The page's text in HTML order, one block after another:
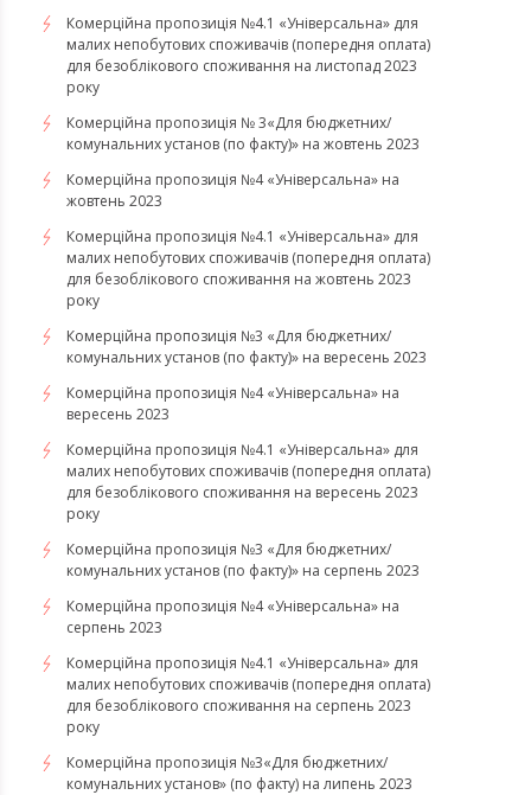
Комерційна пропозиція №4.1 «Універсальна» для
малих непобутових споживачів (попередня оплата)
для безоблікового споживання на листопад 2023
року
Комерційна пропозиція № 3«Для бюджетних/
комунальних установ (по факту)» на жовтень 2023
Комерційна пропозиція №4 «Універсальна» на
жовтень 2023
Комерційна пропозиція №4.1 «Універсальна» для
малих непобутових споживачів (попередня оплата)
для безоблікового споживання на жовтень 2023
року
Комерційна пропозиція №3 «Для бюджетних/
комунальних установ (по факту)» на вересень 2023
Комерційна пропозиція №4 «Універсальна» на
вересень 2023
Комерційна пропозиція №4.1 «Універсальна» для
малих непобутових споживачів (попередня оплата)
для безоблікового споживання на вересень 2023
року
Комерційна пропозиція №3 «Для бюджетних/
комунальних установ (по факту)» на серпень 2023
Комерційна пропозиція №4 «Універсальна» на
серпень 2023
Комерційна пропозиція №4.1 «Універсальна» для
малих непобутових споживачів (попередня оплата)
для безоблікового споживання на серпень 2023
року
​​​​​​​Комерційна пропозиція №3«Для бюджетних/
комунальних установ» (по факту) на липень 2023